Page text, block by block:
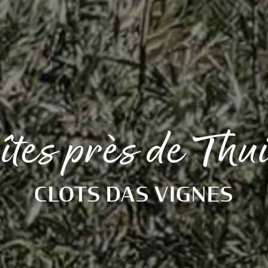
près de
CLOTS DAS VIGNES